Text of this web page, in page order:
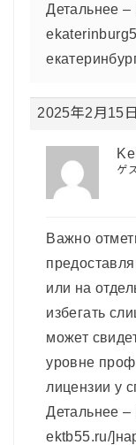
Детальнее –
2025年2月15
ゲ
Важно
или на
избегать
может
уровне
лицензии у
Детальнее –
ektb55.ru/